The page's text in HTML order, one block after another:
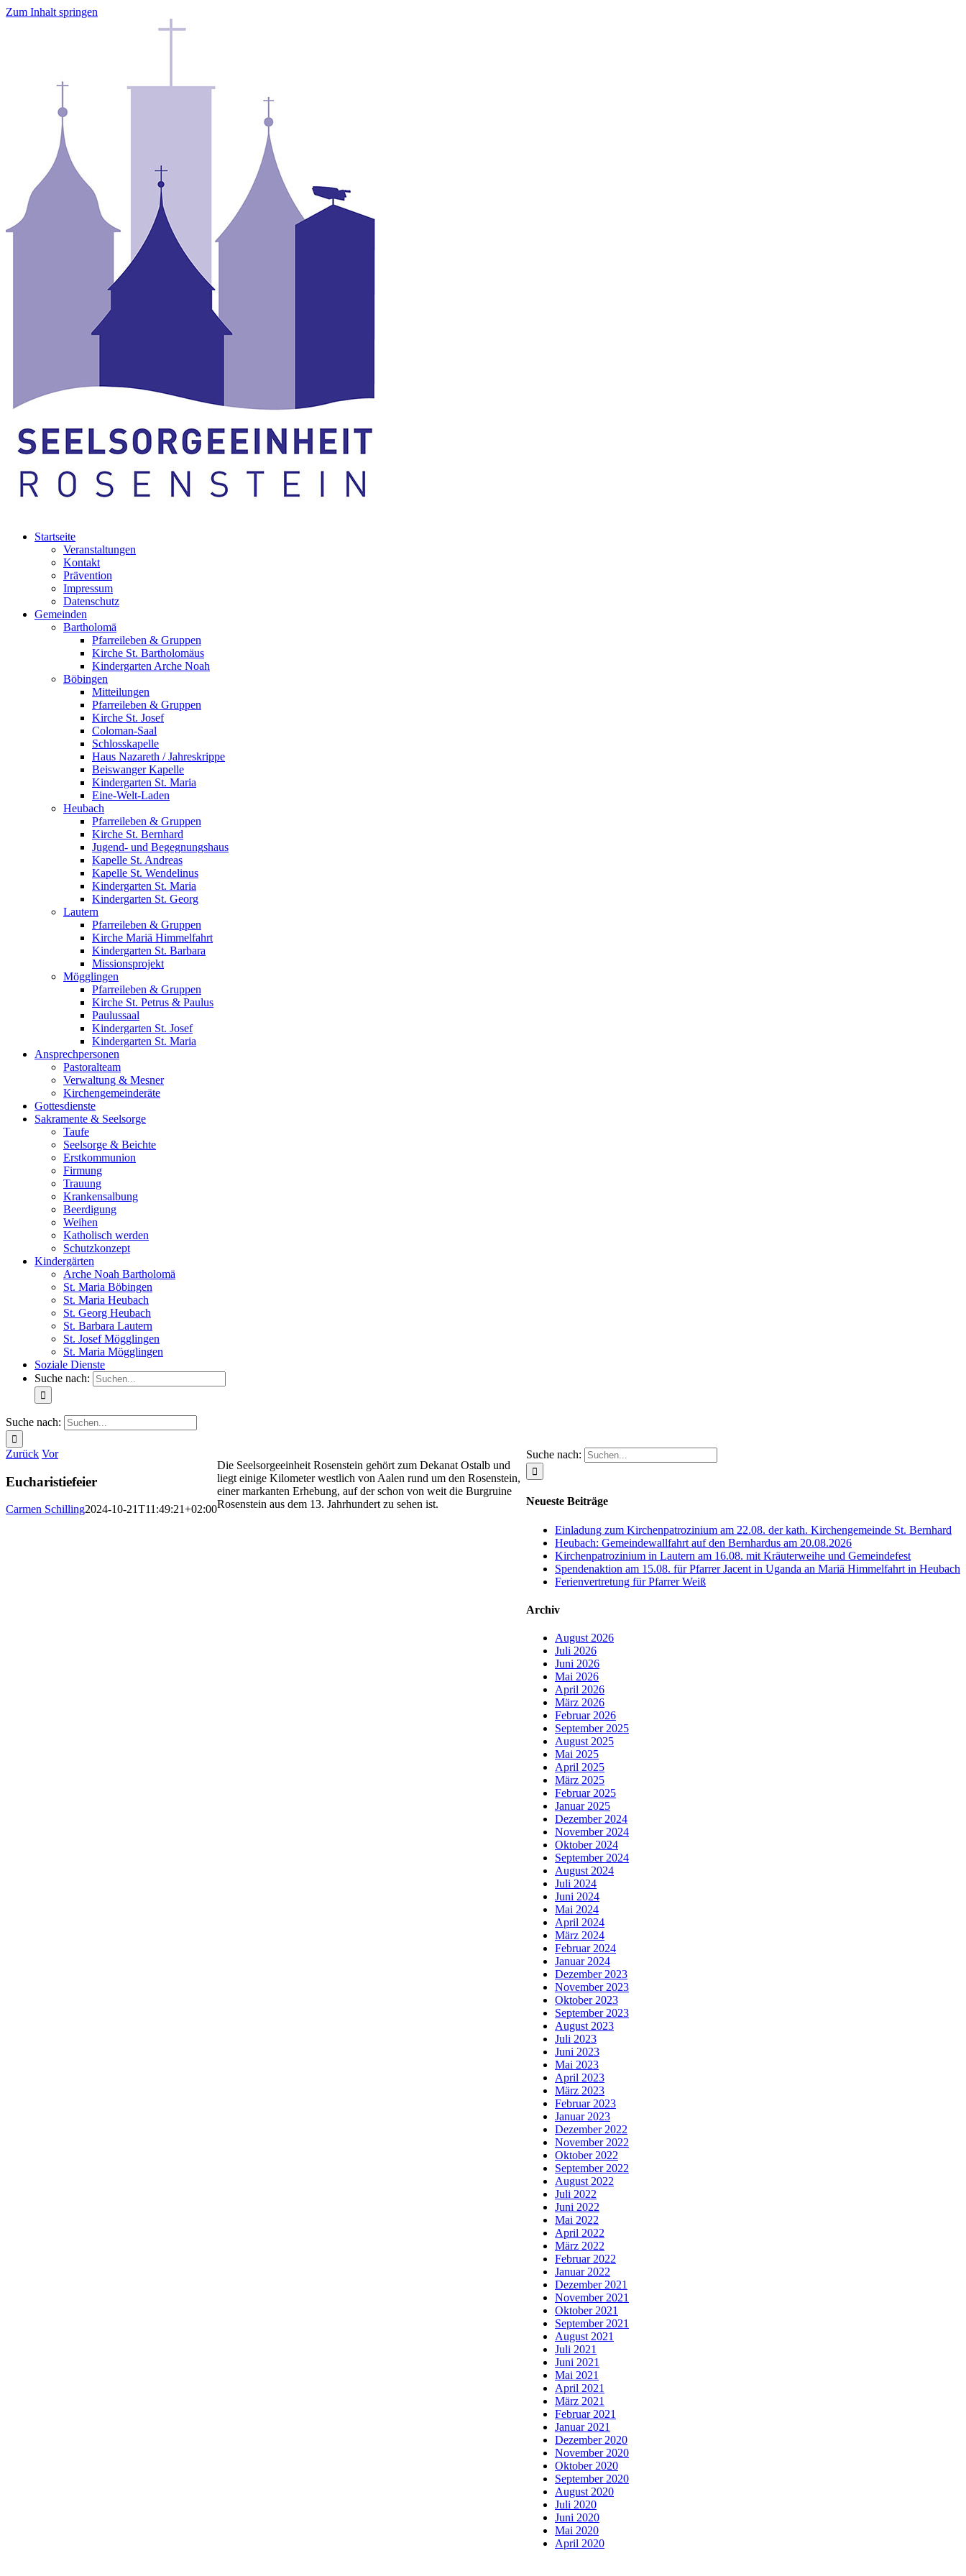
Zum Inhalt springen
Startseite
Veranstaltungen
Kontakt
Prävention
Impressum
Datenschutz
Gemeinden
Bartholomä
Pfarreileben & Gruppen
Kirche St. Bartholomäus
Kindergarten Arche Noah
Böbingen
Mitteilungen
Pfarreileben & Gruppen
Kirche St. Josef
Coloman-Saal
Schlosskapelle
Haus Nazareth / Jahreskrippe
Beiswanger Kapelle
Kindergarten St. Maria
Eine-Welt-Laden
Heubach
Pfarreileben & Gruppen
Kirche St. Bernhard
Jugend- und Begegnungshaus
Kapelle St. Andreas
Kapelle St. Wendelinus
Kindergarten St. Maria
Kindergarten St. Georg
Lautern
Pfarreileben & Gruppen
Kirche Mariä Himmelfahrt
Kindergarten St. Barbara
Missionsprojekt
Mögglingen
Pfarreileben & Gruppen
Kirche St. Petrus & Paulus
Paulussaal
Kindergarten St. Josef
Kindergarten St. Maria
Ansprechpersonen
Pastoralteam
Verwaltung & Mesner
Kirchengemeinderäte
Gottesdienste
Sakramente & Seelsorge
Taufe
Seelsorge & Beichte
Erstkommunion
Firmung
Trauung
Krankensalbung
Beerdigung
Weihen
Katholisch werden
Schutzkonzept
Kindergärten
Arche Noah Bartholomä
St. Maria Böbingen
St. Maria Heubach
St. Georg Heubach
St. Barbara Lautern
St. Josef Mögglingen
St. Maria Mögglingen
Soziale Dienste
Suche nach:
Suche nach:
Zurück Vor
Eucharistiefeier
Carmen Schilling2024-10-21T11:49:21+02:00
Suche nach:
Neueste Beiträge
Einladung zum Kirchenpatrozinium am 22.08. der kath. Kirchengemeinde St. Bernhard
Heubach: Gemeindewallfahrt auf den Bernhardus am 20.08.2026
Kirchenpatrozinium in Lautern am 16.08. mit Kräuterweihe und Gemeindefest
Spendenaktion am 15.08. für Pfarrer Jacent in Uganda an Mariä Himmelfahrt in Heubach
Ferienvertretung für Pfarrer Weiß
Archiv
August 2026
Juli 2026
Juni 2026
Mai 2026
April 2026
März 2026
Februar 2026
September 2025
August 2025
Mai 2025
April 2025
März 2025
Februar 2025
Januar 2025
Dezember 2024
November 2024
Oktober 2024
September 2024
August 2024
Juli 2024
Juni 2024
Mai 2024
April 2024
März 2024
Februar 2024
Januar 2024
Dezember 2023
November 2023
Oktober 2023
September 2023
August 2023
Juli 2023
Juni 2023
Mai 2023
April 2023
März 2023
Februar 2023
Januar 2023
Dezember 2022
November 2022
Oktober 2022
September 2022
August 2022
Juli 2022
Juni 2022
Mai 2022
April 2022
März 2022
Februar 2022
Januar 2022
Dezember 2021
November 2021
Oktober 2021
September 2021
August 2021
Juli 2021
Juni 2021
Mai 2021
April 2021
März 2021
Februar 2021
Januar 2021
Dezember 2020
November 2020
Oktober 2020
September 2020
August 2020
Juli 2020
Juni 2020
Mai 2020
April 2020
Die Seelsorgeeinheit Rosenstein gehört zum Dekanat Ostalb und
liegt einige Kilometer westlich von Aalen rund um den Rosenstein,
einer markanten Erhebung, auf der schon von weit die Burgruine
Rosenstein aus dem 13. Jahrhundert zu sehen ist.